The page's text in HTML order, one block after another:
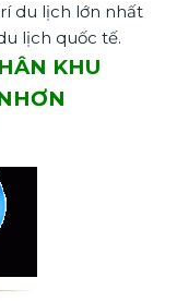
du lịch lớn nhất
lịch quốc tế.
KHU